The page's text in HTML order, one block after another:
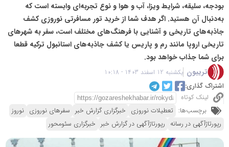
بودجه، سلیقه، شرایط ویزا، آب ‌و هوا و نوع تجربه‌ای وابسته است که
به‌دنبال آن هستید. اگر هدف شما از خرید تور مسافرتی نوروزی کشف
جاذبه‌های تاریخی و آشنایی با فرهنگ‌های مختلف است، سفر به شهرهای
تاریخی اروپا مانند رم و پاریس یا کشف جاذبه‌های استانبول ترکیه قطعا
برای شما جذاب خواهد بود.
تریبون یکشنبه 12 اسفند 1403 - 10:18
اشتراک گذاری:
لینک کوتاه
برچسب‌ها: تعطیلات نوروزی خبرگزاری گزارش خبر سفرهای نوروزی نوروز
رپورتاژآگهی در رسانه رپورتاژآگهی در گزارش خبر خبرگزاری سئومحور